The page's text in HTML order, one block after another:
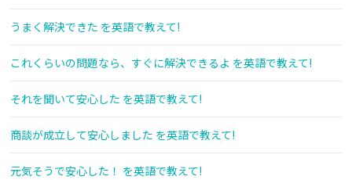
うまく解決できた を英語で教えて!
これくらいの問題なら、すぐに解決できるよ を英語で教えて!
それを聞いて安心した を英語で教えて!
商談が成立して安心しました を英語で教えて!
元気そうで安心した！ を英語で教えて!